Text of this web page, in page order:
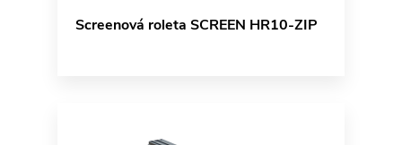
Screenová roleta SCREEN HR10-ZIP